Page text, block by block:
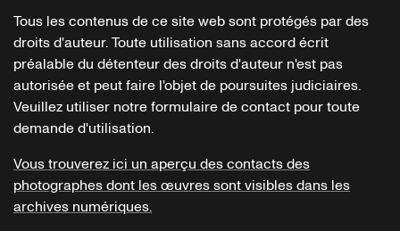
Tous les contenus de ce site web sont protégés par des
droits d'auteur. Toute utilisation sans accord écrit
préalable du détenteur des droits d'auteur n'est pas
autorisée et peut faire l'objet de poursuites judiciaires.
Veuillez utiliser notre formulaire de contact pour toute
demande d'utilisation.
Vous trouverez ici un aperçu des contacts des
photographes dont les œuvres sont visibles dans les
archives numériques.